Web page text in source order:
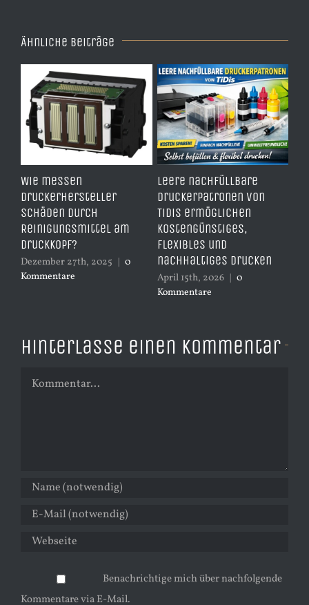
Ähnliche Beiträge
Wie messen
Druckerhersteller
Schäden durch
Reinigungsmittel am
Druckkopf?
Dezember 27th, 2025 | 0
Kommentare
Leere nachfüllbare
Druckerpatronen von
TiDis ermöglichen
kostengünstiges,
flexibles und
nachhaltiges Drucken
April 15th, 2026 | 0
Kommentare
Hinterlasse einen Kommentar
Kommentar
Benachrichtige mich über nachfolgende
Kommentare via E-Mail.